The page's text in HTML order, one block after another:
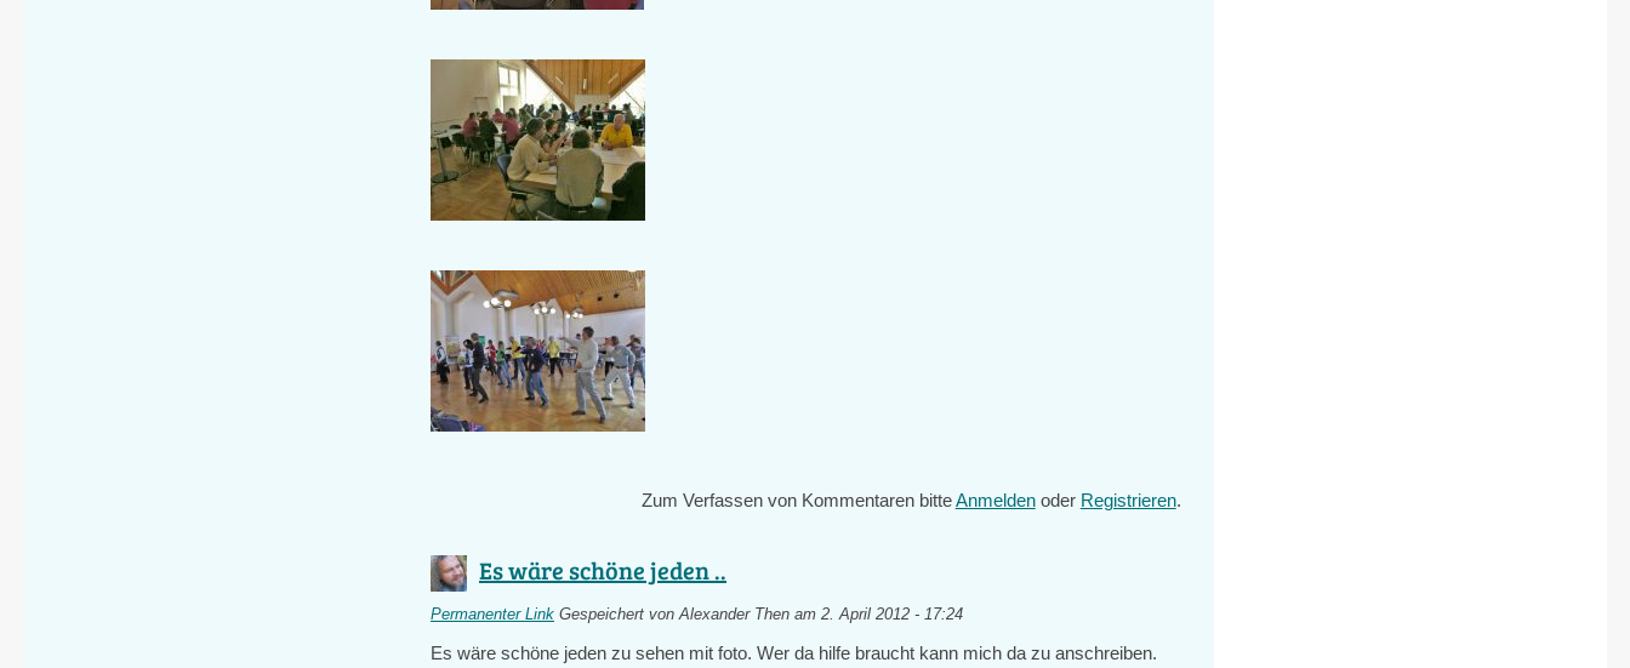
Zum Verfassen von Kommentaren bitteAnmeldenoder Registrieren.
Es wäre schöne jeden ..
Permanenter Link Gespeichert vonAlexander Then am 2. April 2012 - 17:24
Es wäre schöne jeden zu sehen mit foto. Wer da hilfe braucht kann mich da zu anschreiben.